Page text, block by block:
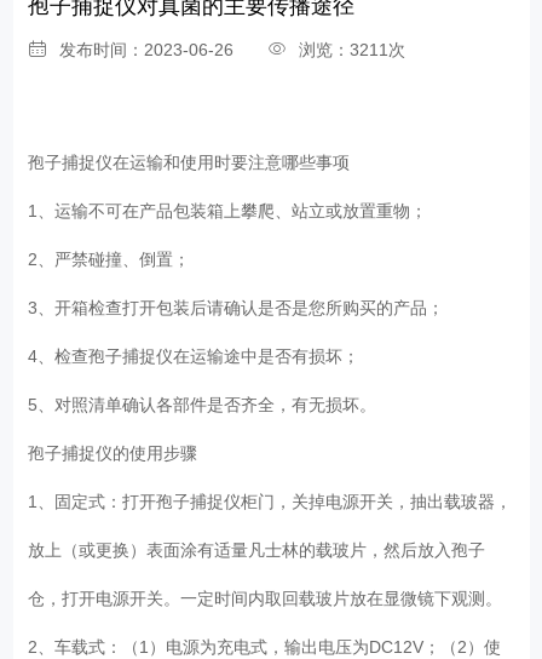
联系国产精品亚洲AV蜜桃
孢子捕捉仪对真菌的主要传播途径
发布时间：2023-06-26 浏览：3211次
孢子捕捉仪在运输和使用时要注意哪些事项
1、运输不可在产品包装箱上攀爬、站立或放置重物；
2、严禁碰撞、倒置；
3、开箱检查打开包装后请确认是否是您所购买的产品；
4、检查孢子捕捉仪在运输途中是否有损坏；
5、对照清单确认各部件是否齐全，有无损坏。
孢子捕捉仪的使用步骤
1、固定式：打开孢子捕捉仪柜门，关掉电源开关，抽出载玻器，
放上（或更换）表面涂有适量凡士林的载玻片，然后放入孢子
仓，打开电源开关。一定时间内取回载玻片放在显微镜下观测。
2、车载式：（1）电源为充电式，输出电压为DC12V；（2）使